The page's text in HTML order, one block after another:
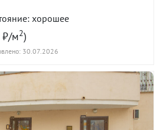
хорошее
₽/м2)
30.07.2026